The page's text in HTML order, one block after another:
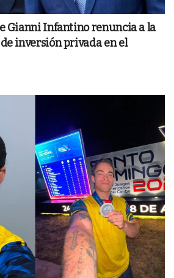
Gianni Infantino renuncia a la
inversión privada en el